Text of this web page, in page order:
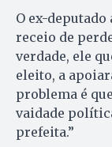
O ex-
receio de
verdade, ele
eleito, a
problema é
vaidade
prefeita.”